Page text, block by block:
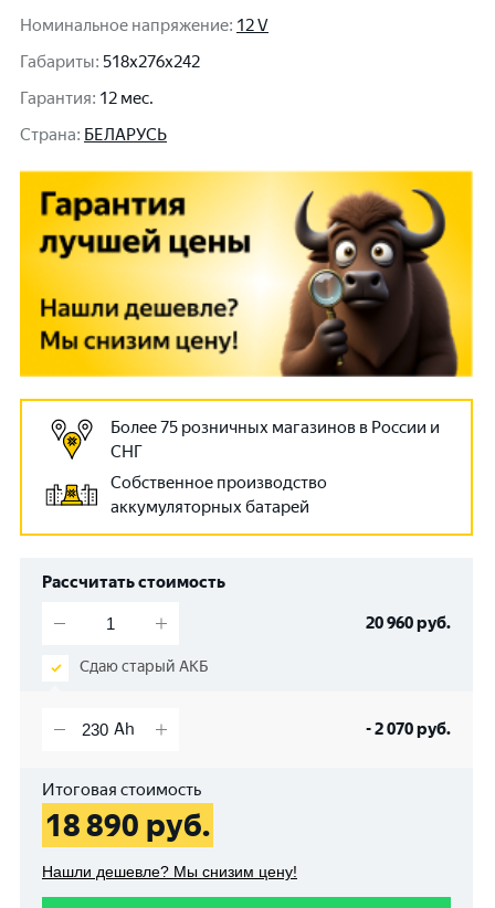
Номинальное напряжение: 12 V
Габариты: 518x276x242
Гарантия: 12 мес.
Cтрана: БЕЛАРУСЬ
Более 75 розничных магазинов в России и
СНГ
Собственное производство
аккумуляторных батарей
Рассчитать стоимость
20 960руб.
Сдаю старый АКБ
-2 070руб.
Итоговая стоимость
18 890 руб.
Нашли дешевле? Мы снизим цену!